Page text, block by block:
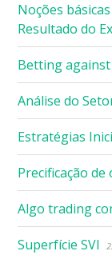
Noções
Resultado do
Betting
Análise do
Estratégias
Precificação
Algo trading
Superfície SVI